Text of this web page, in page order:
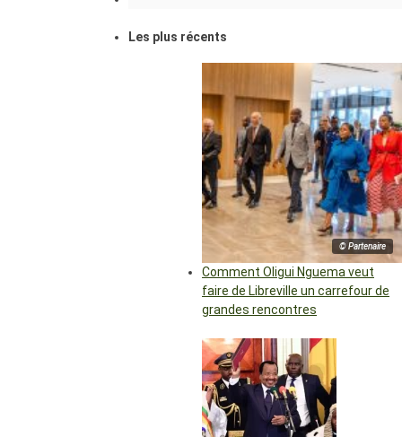
Les plus récents
© Partenaire
Comment Oligui Nguema veut
faire de Libreville un carrefour de
grandes rencontres